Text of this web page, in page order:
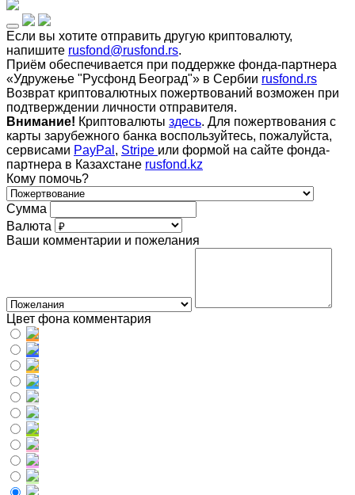
Если вы хотите отправить другую криптовалюту,
напишите rusfond@rusfond.rs.
Приём обеспечивается при поддержке фонда-партнера
«Удружење "Русфонд Београд"» в Сербии rusfond.rs
Возврат криптовалютных пожертвований возможен при
подтверждении личности отправителя.
Внимание! Криптовалюты здесь. Для пожертвования с
карты зарубежного банка воспользуйтесь, пожалуйста,
сервисами PayPal , Stripe или формой на сайте фонда-
партнера в Казахстане rusfond.kz
Кому помочь?
Сумма
Валюта
Ваши комментарии и пожелания
Цвет фона комментария